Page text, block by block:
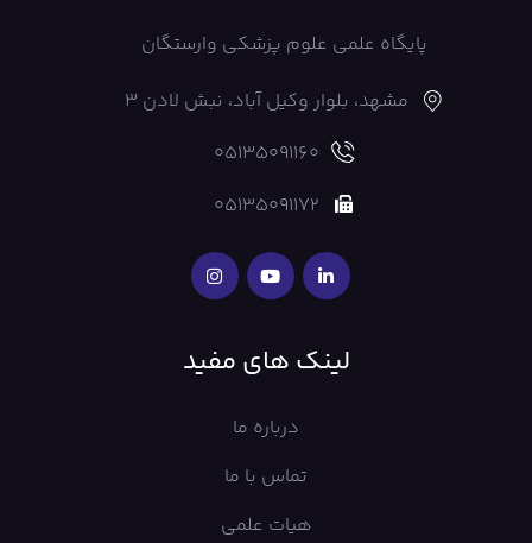
پایگاه علمی علوم پزشکی وارستگان
مشهد، بلوار وکیل آباد، نبش لادن 3
05135091160
05135091172
لینک های مفید
درباره ما
تماس با ما
هیات علمی